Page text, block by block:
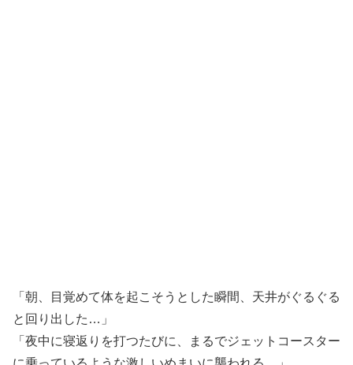
「朝、目覚めて体を起こそうとした瞬間、天井がぐるぐる
と回り出した…」
「夜中に寝返りを打つたびに、まるでジェットコースター